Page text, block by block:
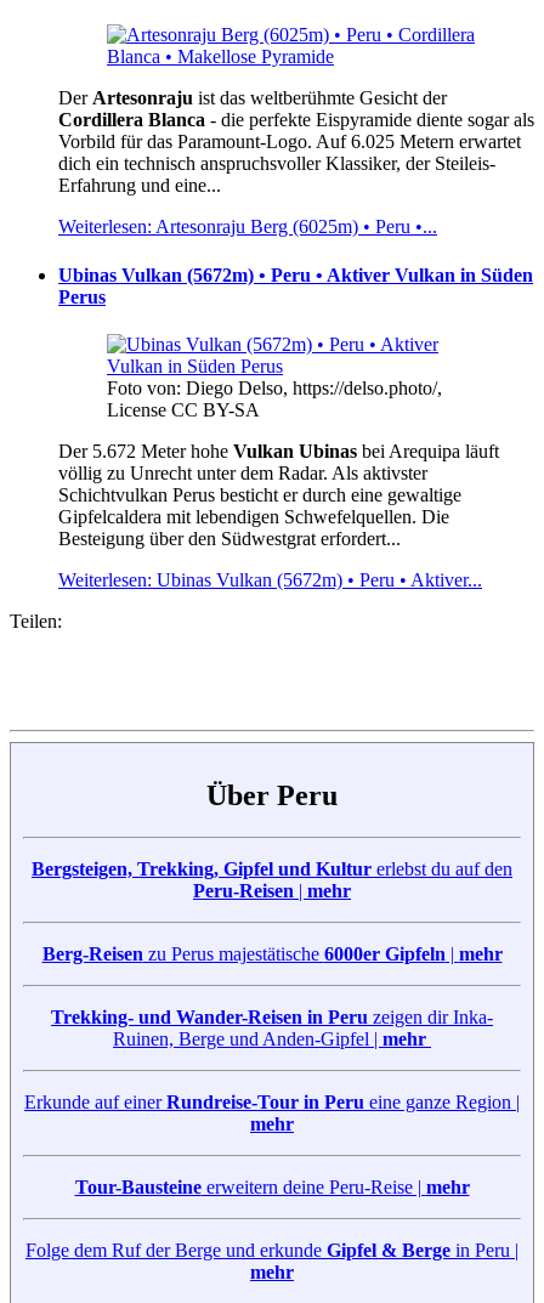
DerArtesonraju ist das weltberühmte Gesicht der
Cordillera Blanca - die perfekte Eispyramide diente sogar als
Vorbild für das Paramount-Logo. Auf 6.025 Metern erwartet
dich ein technisch anspruchsvoller Klassiker, der Steileis-
Erfahrung und eine...
Weiterlesen: Artesonraju Berg (6025m) • Peru •...
Ubinas Vulkan (5672m) • Peru • Aktiver Vulkan in Süden
Perus
Foto von: Diego Delso, https://delso.photo/,
License CC BY-SA
Der 5.672 Meter hohe Vulkan Ubinas bei Arequipa läuft
völlig zu Unrecht unter dem Radar. Als aktivster
Schichtvulkan Perus besticht er durch eine gewaltige
Gipfelcaldera mit lebendigen Schwefelquellen. Die
Besteigung über den Südwestgrat erfordert...
Weiterlesen: Ubinas Vulkan (5672m) • Peru • Aktiver...
Teilen:
Über Peru
Bergsteigen, Trekking, Gipfel und Kultur erlebst du auf den
Peru-Reisen | mehr
Berg-Reisen zu Perus majestätische 6000er Gipfeln | mehr
Trekking- und Wander-Reisen in Peru zeigen dir Inka-
Ruinen, Berge und Anden-Gipfel | mehr
Erkunde auf einerRundreise-Tour in Peru eine ganze Region |
mehr
Tour-Bausteineerweitern deine Peru-Reise | mehr
Folge dem Ruf der Berge und erkunde Gipfel & Berge in Peru |
mehr